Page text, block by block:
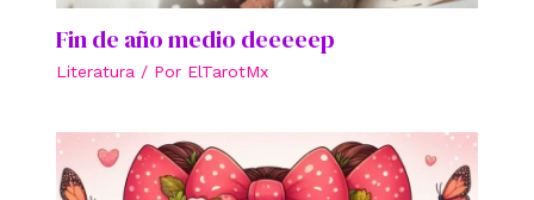
Fin de año medio deeeeep
Literatura / Por ElTarotMx